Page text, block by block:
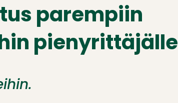
parempiin
pienyrittäjälle